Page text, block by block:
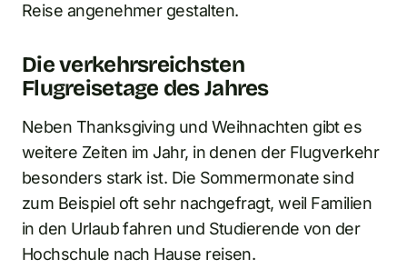
Reise angenehmer gestalten.
Die verkehrsreichsten
Flugreisetage des Jahres
Neben Thanksgiving und Weihnachten gibt es
weitere Zeiten im Jahr, in denen der Flugverkehr
besonders stark ist. Die Sommermonate sind
zum Beispiel oft sehr nachgefragt, weil Familien
in den Urlaub fahren und Studierende von der
Hochschule nach Hause reisen.